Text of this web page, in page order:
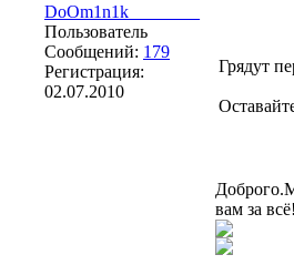
DoOm1n1k________
Пользователь
Сообщений: 179
Регистрация:
02.07.2010
Грядут
вам за